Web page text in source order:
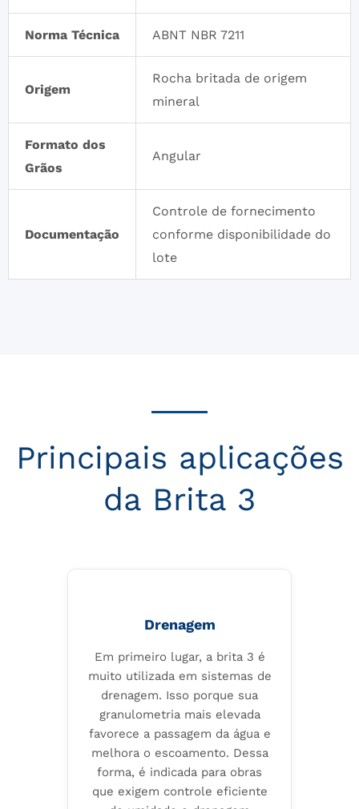
Norma Técnica ABNT NBR 7211
Origem
Rocha britada de origem
mineral
Formato dos
Grãos
Angular
Documentação
Controle de fornecimento
conforme disponibilidade do
lote
Principais aplicações
da Brita 3
Drenagem
Em primeiro lugar, a brita 3 é
muito utilizada em sistemas de
drenagem. Isso porque sua
granulometria mais elevada
favorece a passagem da água e
melhora o escoamento. Dessa
forma, é indicada para obras
que exigem controle eficiente